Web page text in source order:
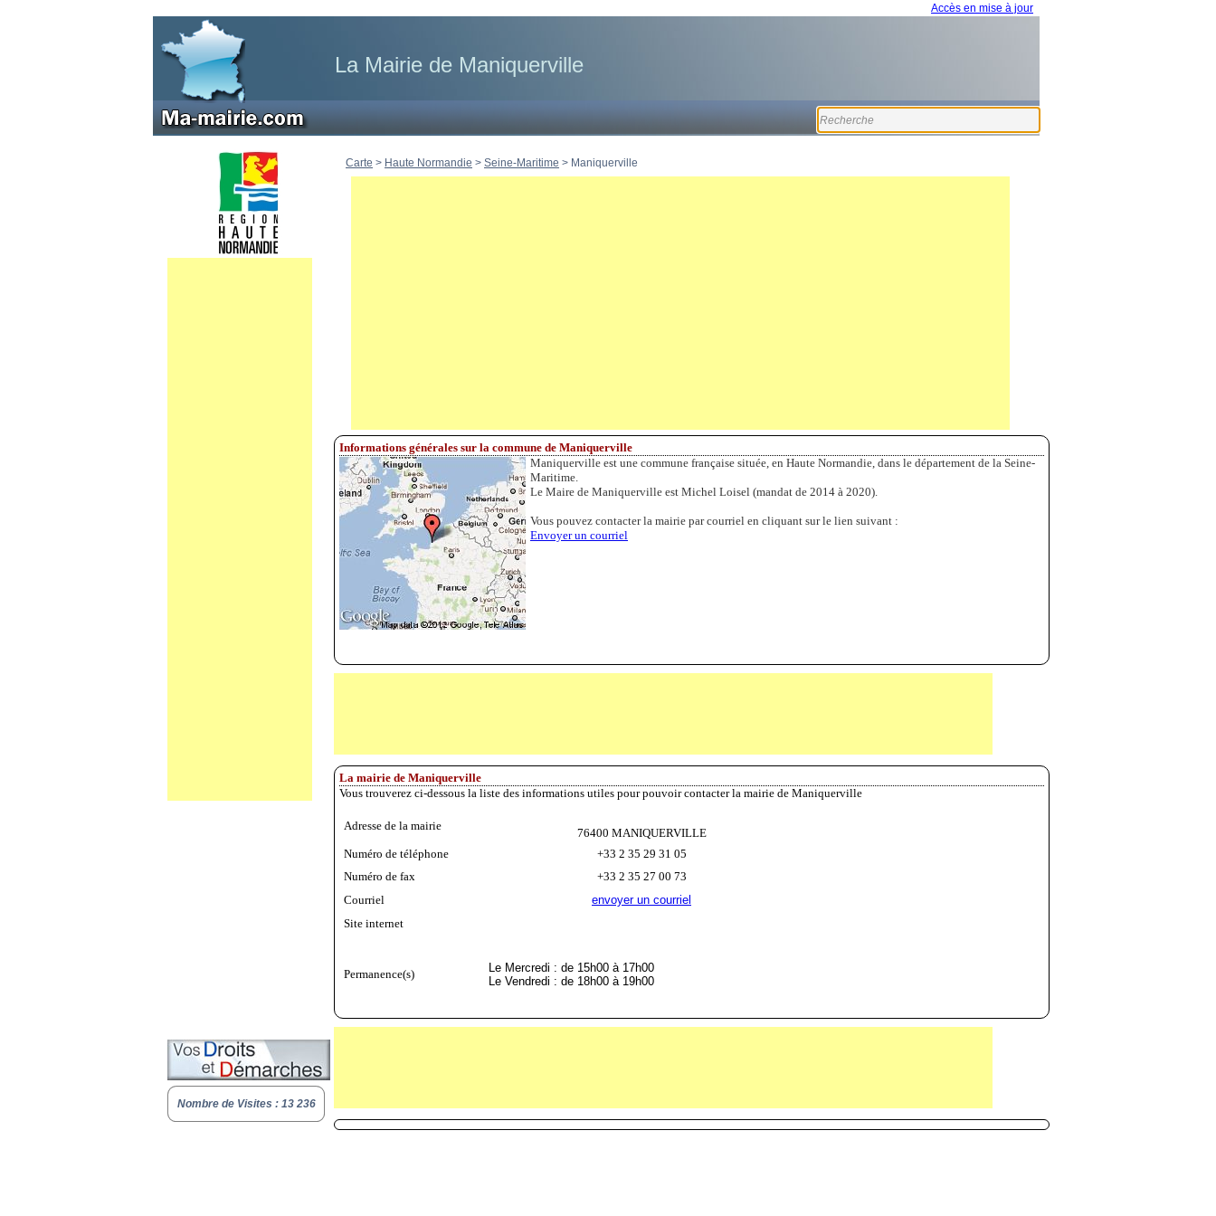
La Mairie de Maniquerville
Nombre de Visites : 13 236
Carte > Haute Normandie > Seine-Maritime > Maniquerville
Informations générales sur la commune de Maniquerville
Maniquerville est une commune française située, en Haute Normandie, dans le département de la Seine-
Maritime.
Le Maire de Maniquerville est Michel Loisel (mandat de 2014 à 2020).
Vous pouvez contacter la mairie par courriel en cliquant sur le lien suivant :
Envoyer un courriel
La mairie de Maniquerville
Vous trouverez ci-dessous la liste des informations utiles pour pouvoir contacter la mairie de Maniquerville
Adresse de la mairie
76400 MANIQUERVILLE
Numéro de téléphone
+33 2 35 29 31 05
Numéro de fax
+33 2 35 27 00 73
Courriel
envoyer un courriel
Site internet
Permanence(s)
Le Mercredi : de 15h00 à 17h00
Le Vendredi : de 18h00 à 19h00
Accès en mise à jour